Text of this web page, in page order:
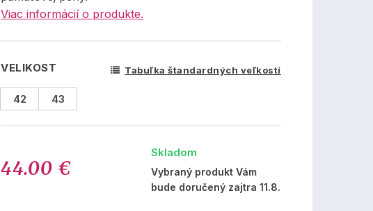
Viac informácií o produkte.
VELIKOST Tabuľka štandardných veľkostí
42 43
44.00 €
Skladom
Vybraný produkt Vám
bude doručený zajtra 11.8.